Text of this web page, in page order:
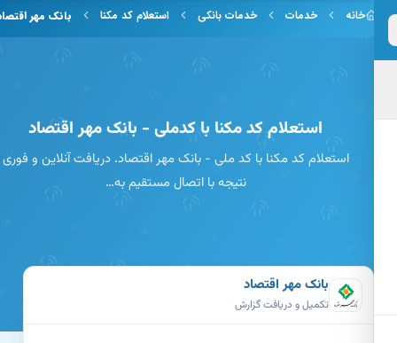
به محتوای اصلی
خانه خدمات خدمات بانکی استعلام کد مکنا بانک مهر اقتصاد
استعلام کد مکنا با کدملی - بانک مهر اقتصاد
استعلام کد مکنا با کد ملی - بانک مهر اقتصاد. دریافت آنلاین و فوری
نتیجه با اتصال مستقیم به…
بانک مهر اقتصاد
تکمیل و دریافت گزارش